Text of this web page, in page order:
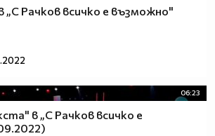
„С Рачков всичко е възможно"
06:23
в „С Рачков всичко е